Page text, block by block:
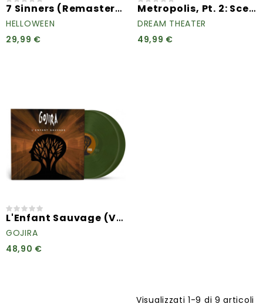
7 Sinners (Remastered 2020)...
HELLOWEEN
29,99 €
Metropolis, Pt. 2: Scenes...
DREAM THEATER
49,99 €
L'Enfant Sauvage (Vinyl...
GOJIRA
48,90 €
Visualizzati 1-9 di 9 articoli